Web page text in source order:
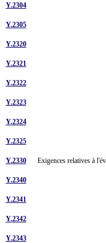
Y.2304
Y.2305
Y.2320
Y.2321
Y.2322
Y.2323
Y.2324
Y.2325
Y.2330 Exigences relatives à
Y.2340
Y.2341
Y.2342
Y.2343